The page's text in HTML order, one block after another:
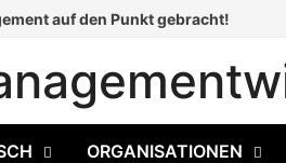
auf den Punkt gebracht!
ORGANISATIONEN